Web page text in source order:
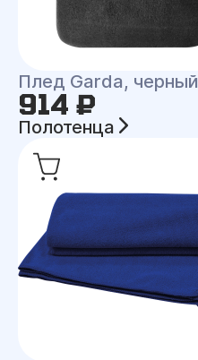
Плед Garda, черный
914 ₽
Полотенца